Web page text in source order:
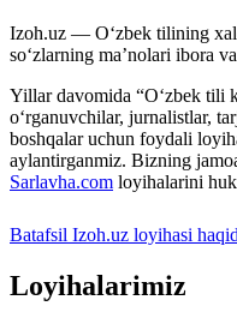
Izoh.uz — O‘zbek tilining
so‘zlarning ma’nolari ibora
Yillar davomida “O‘zbek tili
o‘rganuvchilar, jurnalistlar,
boshqalar uchun foydali
aylantirganmiz. Bizning
Sarlavha.com loyihalarini
Batafsil Izoh.uz loyihasi
Loyihalarimiz